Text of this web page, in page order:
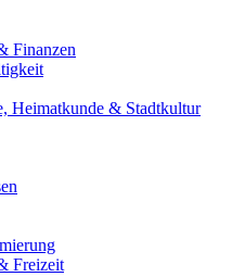
Finanzen
Heimatkunde & Stadtkultur
Freizeit